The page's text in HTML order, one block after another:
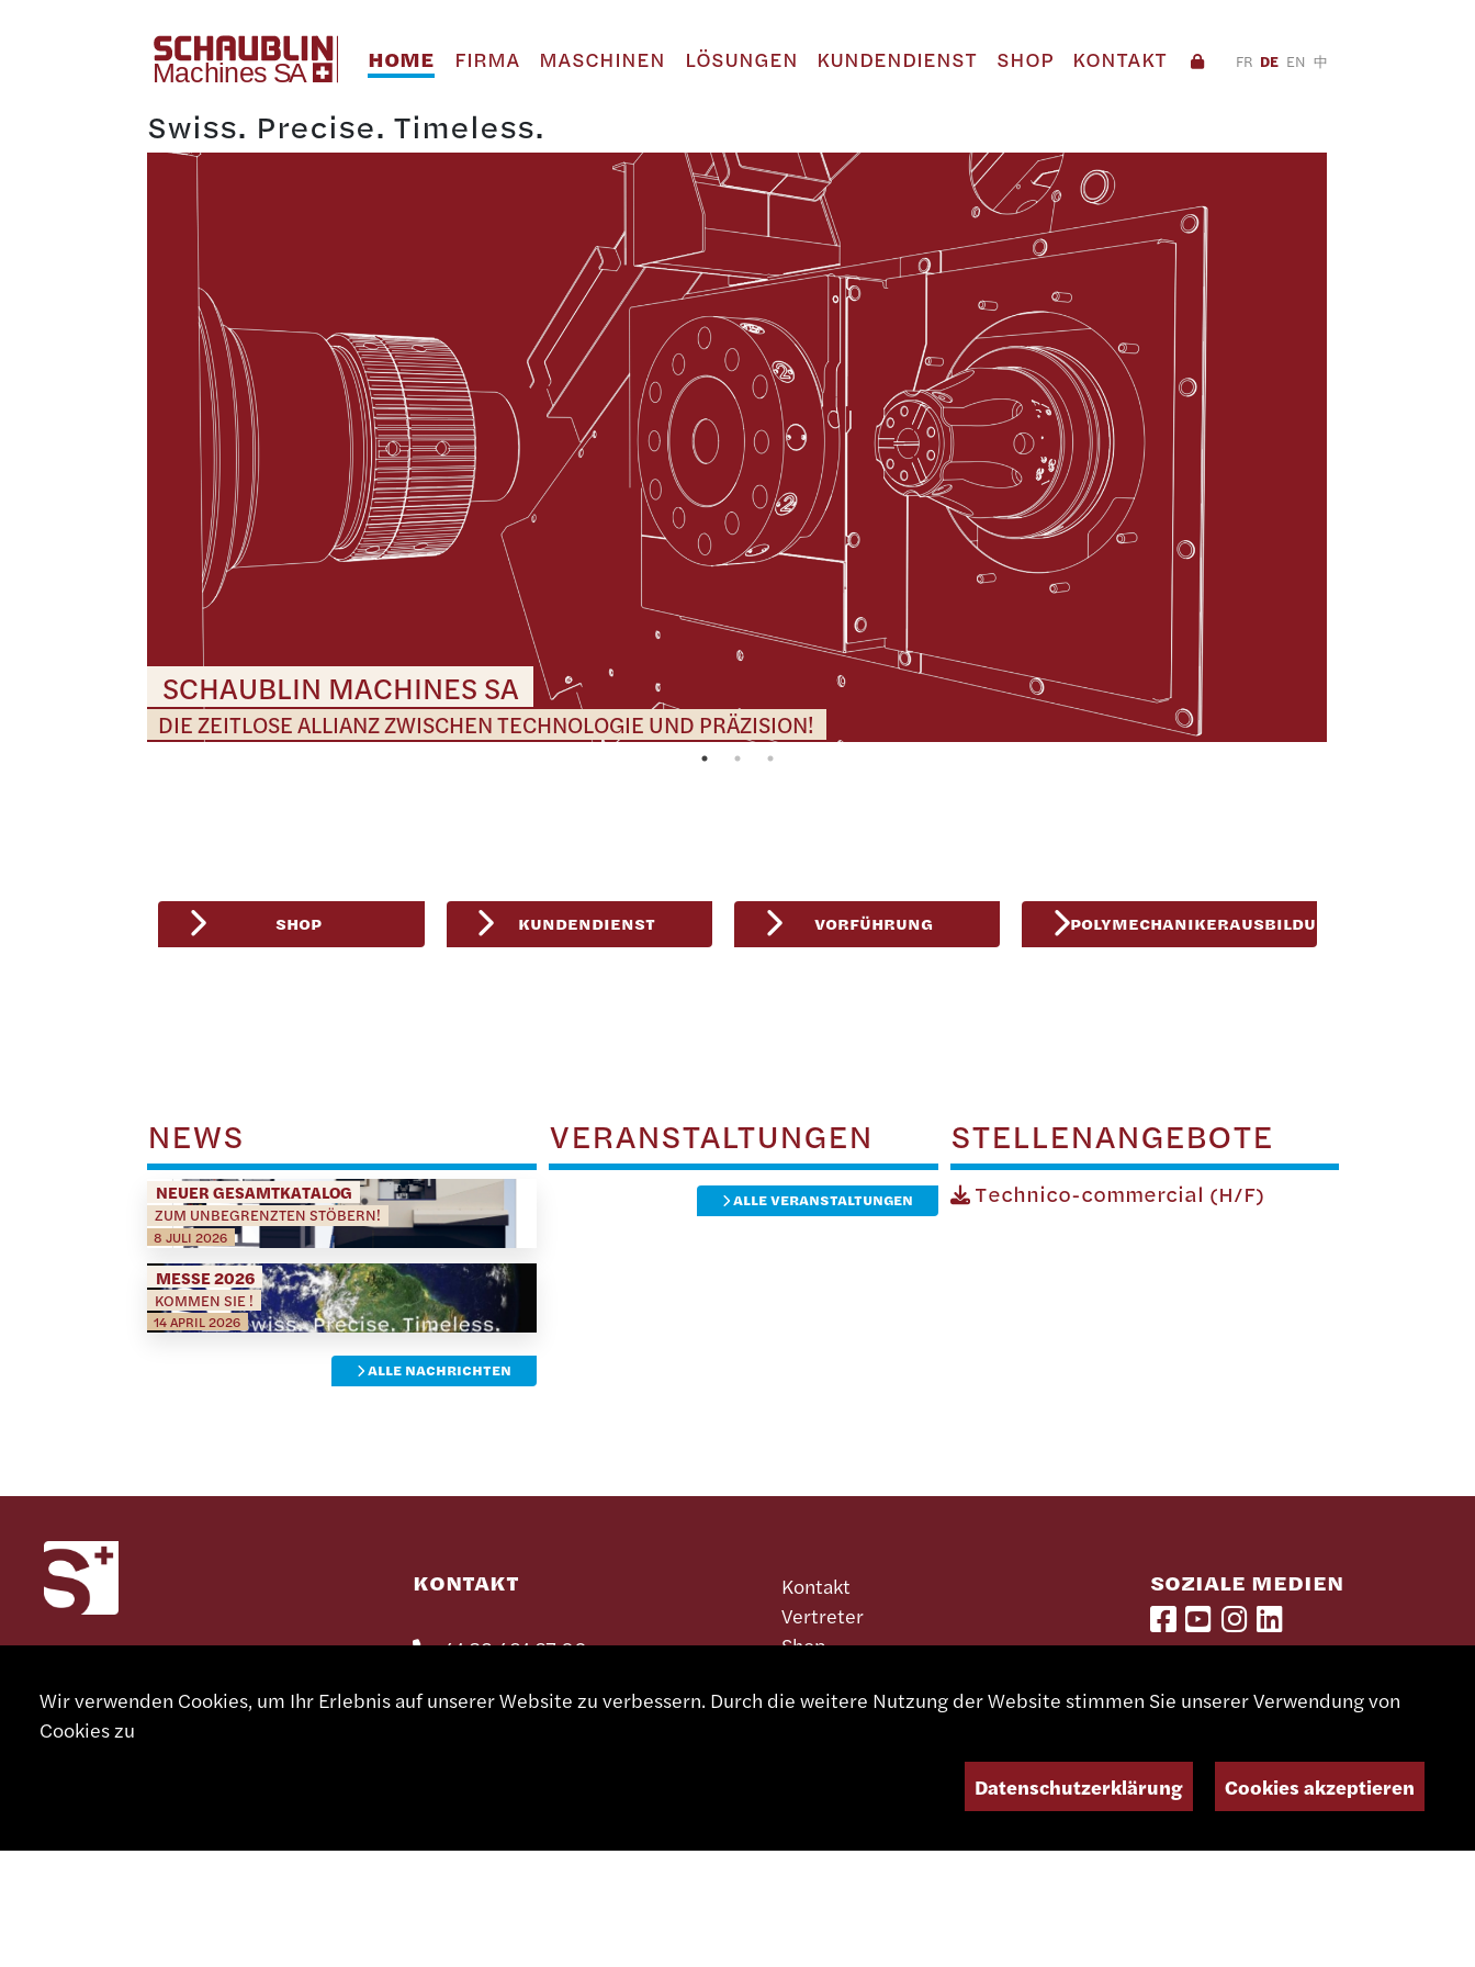
HOME FIRMA MASCHINEN LÖSUNGEN KUNDENDIENST SHOP KONTAKT FR DE EN 中
Swiss. Precise. Timeless.
SCHAUBLIN MACHINES SA
DIE ZEITLOSE ALLIANZ ZWISCHEN TECHNOLOGIE UND PRÄZISION!
SHOP KUNDENDIENST VORFÜHRUNG POLYMECHANIKERAUSBILDUNG
NEWS
NEUER GESAMTKATALOG
ZUM UNBEGRENZTEN STÖBERN!
8 JULI 2026
MESSE 2026
KOMMEN SIE !
14 APRIL 2026
ALLE NACHRICHTEN
VERANSTALTUNGEN
ALLE VERANSTALTUNGEN
STELLENANGEBOTE
Technico-commercial (H/F)
KONTAKT
+41 32 491 67 00
info@smsa.ch
Kontakt
Vertreter
Shop
SOZIALE MEDIEN
Wir verwenden Cookies, um Ihr Erlebnis auf unserer Website zu verbessern. Durch die weitere Nutzung der Website stimmen Sie unserer Verwendung von
Cookies zu
Datenschutzerklärung Cookies akzeptieren